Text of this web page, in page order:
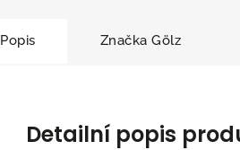
Popis Značka Gölz
Detailní popis